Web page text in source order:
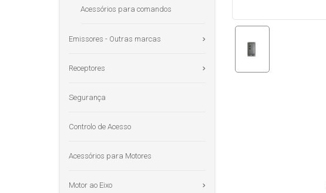
Acessórios para comandos
Emissores - Outras marcas
Receptores
Segurança
Controlo de Acesso
Acessórios para Motores
Motor ao Eixo